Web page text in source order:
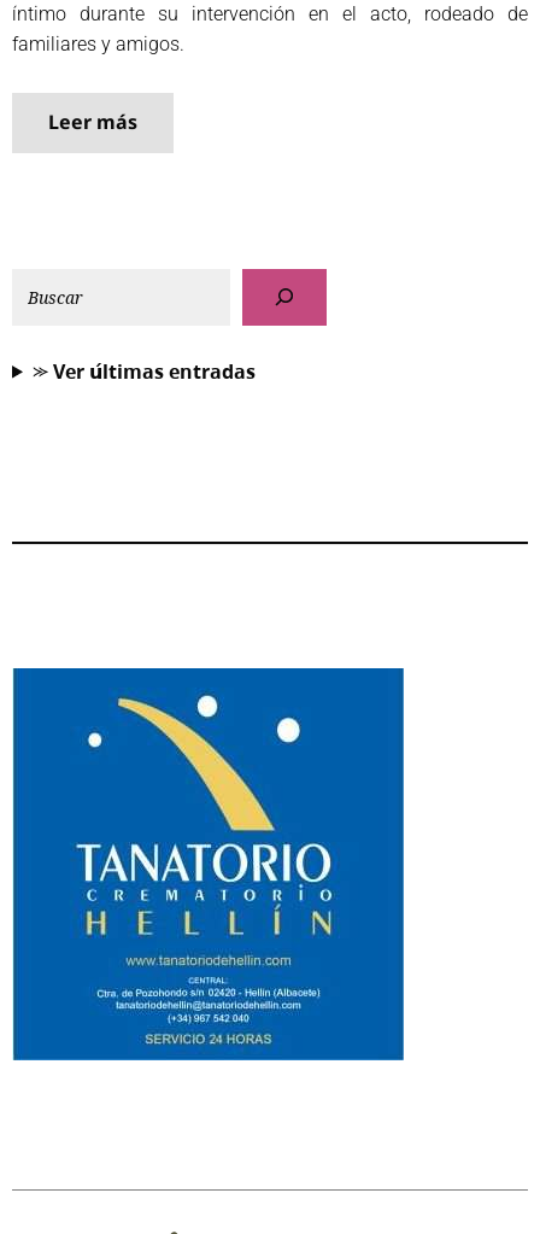
íntimo durante su intervención en el acto, rodeado de
familiares y amigos.
Leer más
⪼ 𝗩𝗲𝗿 𝘂́𝗹𝘁𝗶𝗺𝗮𝘀 𝗲𝗻𝘁𝗿𝗮𝗱𝗮𝘀